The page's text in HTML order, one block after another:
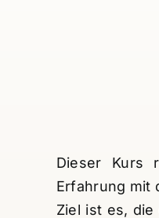
Dieser Kurs
Erfahrung mit
Ziel ist es,